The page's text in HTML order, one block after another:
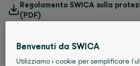
Regolamento SWICA sulla
(PDF)
Dichiarazione sulla protezione
santé24 (PDF)
Benvenuti da SWICA
Utilizziamo i cookie per semplificare